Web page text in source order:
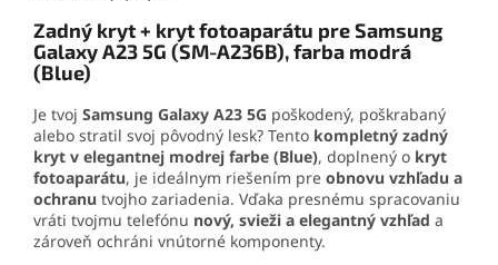
Zadný kryt + kryt fotoaparátu pre Samsung
Galaxy A23 5G (SM-A236B), farba modrá
(Blue)
Je tvoj Samsung Galaxy A23 5G poškodený, poškrabaný
alebo stratil svoj pôvodný lesk? Tento kompletný zadný
kryt v elegantnej modrej farbe (Blue), doplnený o kryt
fotoaparátu, je ideálnym riešením pre obnovu vzhľadu a
ochranu tvojho zariadenia. Vďaka presnému spracovaniu
vráti tvojmu telefónu nový, svieži a elegantný vzhľad a
zároveň ochráni vnútorné komponenty.